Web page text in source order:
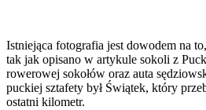
Istniejąca fotografia jest dowodem na
tak jak opisano w artykule sokoli z
rowerowej sokołów oraz auta
puckiej sztafety był Świątek, który
ostatni kilometr.